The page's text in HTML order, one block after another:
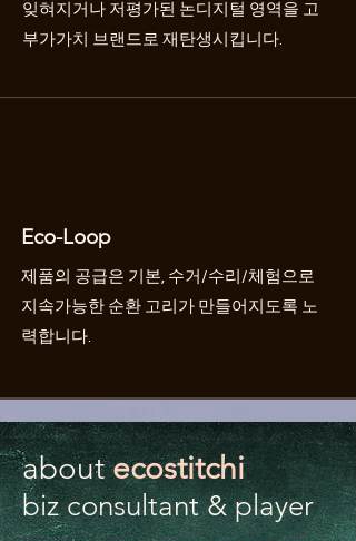
잊혀지거나 저평가된 논디지털 영역을 고
부가가치 브랜드로 재탄생시킵니다.
Eco-Loop
제품의 공급은 기본, 수거/수리/체험으로
지속가능한 순환 고리가 만들어지도록 노
력합니다.
aboutecostitchi
biz consultant & player